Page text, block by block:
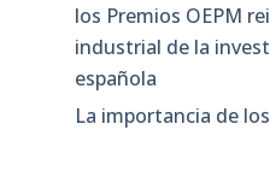
los Premios OEPM
industrial de la
española
La importancia de